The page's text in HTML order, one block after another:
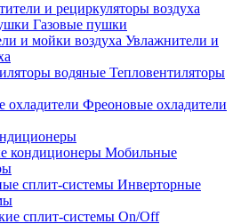
и рециркуляторы воздуха
Газовые пушки
Увлажнители и
Тепловентиляторы
Фреоновые охладители
Мобильные
Инверторные